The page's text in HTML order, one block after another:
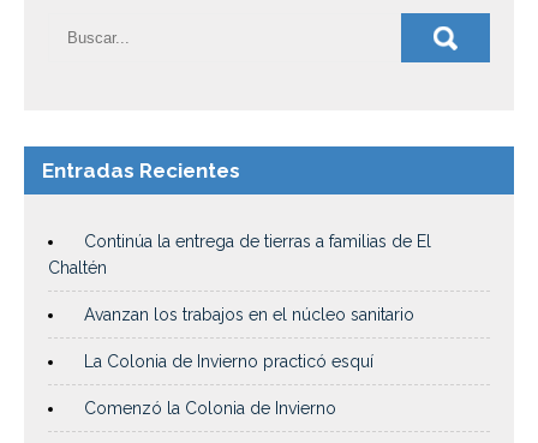
Entradas Recientes
Continúa la entrega de tierras a familias de El
Chaltén
Avanzan los trabajos en el núcleo sanitario
La Colonia de Invierno practicó esquí
Comenzó la Colonia de Invierno